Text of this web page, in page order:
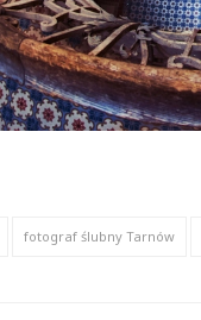
fotograf ślubny Tarnów